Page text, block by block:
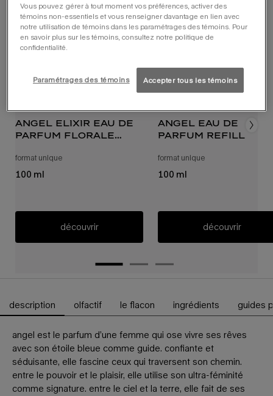
angel elixir eau de
parfum florale
format unique pour recharge d’angel elixir eau de parfum florale
100 ml
découvrir
angel eau de
parfum refill
format unique
100 ml
découvrir
Onglets PDP
description olfactif le flacon ingrédients guides
angel est le parfum d’une femme qui ose vivre ses rêves
avec son étoile bleue comme guide. confiante et
séduisante, elle fascine ceux qui traversent son chemin.
entre le pouvoir et le plaisir, elle utilise son ultra-féminité
comme signature. entre le ciel et la terre, elle fait de ses
Vous pouvez gérer à tout moment vos préférences, activer des
témoins non-essentiels et vous renseigner davantage en lien avec
notre utilisation de témoins dans les paramétrages des témoins. Pour
en savoir plus sur les témoins, consultez notre politique de
confidentialité.
Paramétrages des témoins Accepter tous les témoins